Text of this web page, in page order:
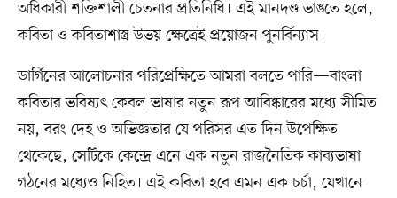
অধিকারী শক্তিশালী চেতনার প্রতিনিধি। এই মানদণ্ড ভাঙতে হলে,
কবিতা ও কবিতাশাস্ত্র উভয় ক্ষেত্রেই প্রয়োজন পুনর্বিন্যাস।
ডার্গিনের আলোচনার পরিপ্রেক্ষিতে আমরা বলতে পারি—বাংলা
কবিতার ভবিষ্যৎ কেবল ভাষার নতুন রূপ আবিষ্কারের মধ্যে সীমিত
নয়, বরং দেহ ও অভিজ্ঞতার যে পরিসর এত দিন উপেক্ষিত
থেকেছে, সেটিকে কেন্দ্রে এনে এক নতুন রাজনৈতিক কাব্যভাষা
গঠনের মধ্যেও নিহিত। এই কবিতা হবে এমন এক চর্চা, যেখানে